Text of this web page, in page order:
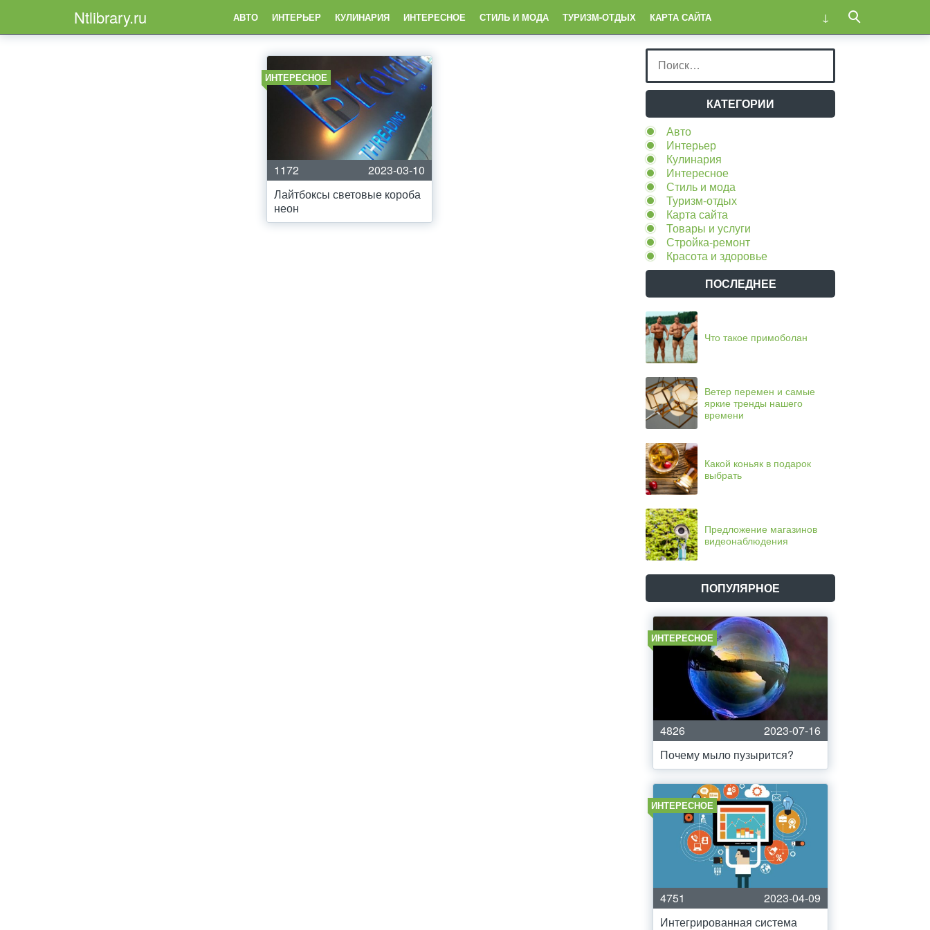
Ntlibrary.ru АВТО ИНТЕРЬЕР КУЛИНАРИЯ ИНТЕРЕСНОЕ СТИЛЬ И МОДА ТУРИЗМ-ОТДЫХ КАРТА САЙТА
ИНТЕРЕСНОЕ
1172
2023-03-10
Лайтбоксы световые короба
неон
КАТЕГОРИИ
Авто
Интерьер
Кулинария
Интересное
Стиль и мода
Туризм-отдых
Карта сайта
Товары и услуги
Стройка-ремонт
Красота и здоровье
ПОСЛЕДНЕЕ
Что такое примоболан
Ветер перемен и самые
яркие тренды нашего
времени
Какой коньяк в подарок
выбрать
Предложение магазинов
видеонаблюдения
ПОПУЛЯРНОЕ
ИНТЕРЕСНОЕ
4826
2023-07-16
Почему мыло пузырится?
ИНТЕРЕСНОЕ
4751
2023-04-09
Интегрированная система